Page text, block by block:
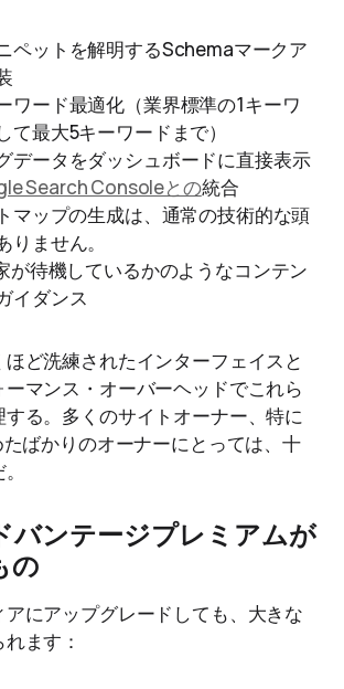
ペットを解明するSchemaマークア
ワード最適化（業界標準の1キーワ
て最大5キーワードまで）
データをダッシュボードに直接表示
Search Consoleとの統合
マップの生成は、通常の技術的な頭
りません。
が待機しているかのようなコンテン
イダンス
ど洗練されたインターフェイスと
マンス・オーバーヘッドでこれら
る。多くのサイトオーナー、特に
ばかりのオーナーにとっては、十
バンテージプレミアムが
の
アにアップグレードしても、大きな
ます：